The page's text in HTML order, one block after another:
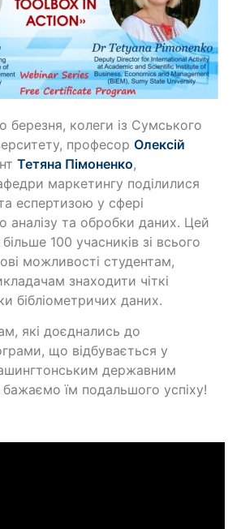
березня, колеги із Сумського
професор Олексій
Тетяна Пімоненко,
маркетингу поділилися
еспертизою у сфері
аналізу та обробки даних. Цей
100 учасників зі всього
можливості студентам,
знаходити чіткі
бібліометричих даних.
які доєднались до
що відбувається у
державним
бажаємо їм подальшого успіху!